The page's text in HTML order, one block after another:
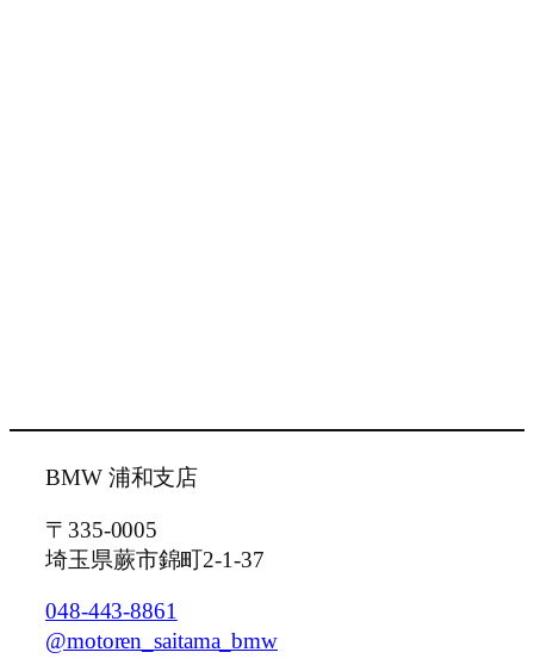
BMW 浦和支店
〒335-0005
埼玉県蕨市錦町2-1-37
048-443-8861
@motoren_saitama_bmw